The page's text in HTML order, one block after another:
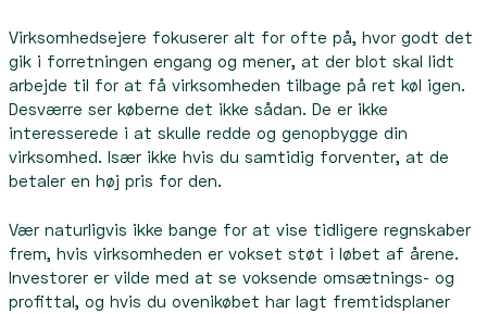
Virksomhedsejere fokuserer alt for ofte på, hvor godt det
gik i forretningen engang og mener, at der blot skal lidt
arbejde til for at få virksomheden tilbage på ret køl igen.
Desværre ser køberne det ikke sådan. De er ikke
interesserede i at skulle redde og genopbygge din
virksomhed. Især ikke hvis du samtidig forventer, at de
betaler en høj pris for den.
Vær naturligvis ikke bange for at vise tidligere regnskaber
frem, hvis virksomheden er vokset støt i løbet af årene.
Investorer er vilde med at se voksende omsætnings- og
profittal, og hvis du ovenikøbet har lagt fremtidsplaner